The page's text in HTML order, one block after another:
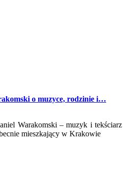
o muzyce, rodzinie i…
Warakomski – muzyk i tekściarz
mieszkający w Krakowie